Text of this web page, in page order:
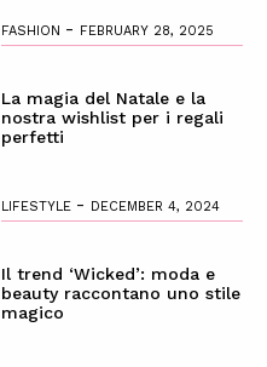
FASHION - FEBRUARY 28, 2025
La magia del Natale e la
nostra wishlist per i regali
perfetti
LIFESTYLE - DECEMBER 4, 2024
Il trend ‘Wicked’: moda e
beauty raccontano uno stile
magico